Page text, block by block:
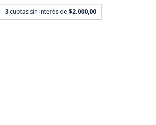
3 cuotas sin interés de$2.000,00